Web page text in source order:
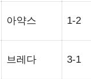
아약스 1-2
브레다 3-1